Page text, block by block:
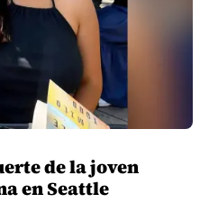
de la joven
en Seattle